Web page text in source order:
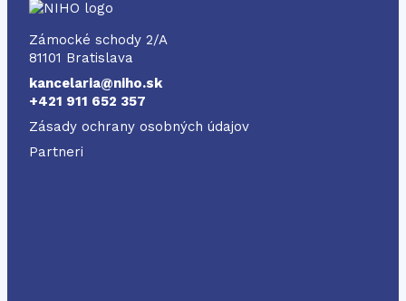
NIHO
Zámocké schody 2/A
81101 Bratislava
kancelaria@niho.sk
+421 911 652 357
Zásady ochrany osobných údajov
Partneri